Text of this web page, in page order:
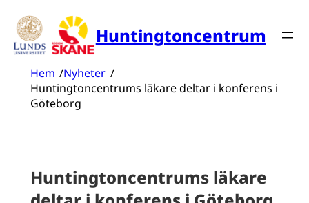
Hoppa
till
innehåll
Huntingtoncentrum
Hem /Nyheter /
Huntingtoncentrums läkare deltar i konferens i
Göteborg
Huntingtoncentrums läkare